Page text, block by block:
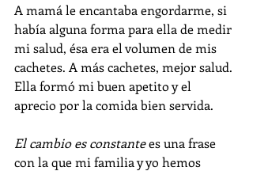
A mamá le encantaba engordarme, si
había alguna forma para ella de medir
mi salud, ésa era el volumen de mis
cachetes. A más cachetes, mejor salud.
Ella formó mi buen apetito y el
aprecio por la comida bien servida.
El cambio es constante es una frase
con la que mi familia y yo hemos